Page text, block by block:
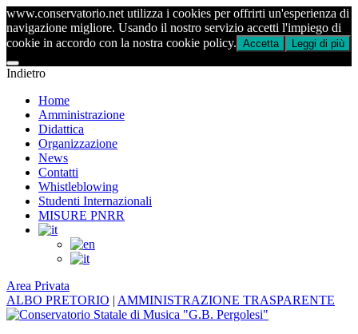
www.conservatorio.net utilizza i cookies per offrirti un'esperienza di
navigazione migliore. Usando il nostro servizio accetti l'impiego di
cookie in accordo con la nostra cookie policy. Accetta Leggi di più
Indietro
Home
Amministrazione
Didattica
Organizzazione
News
Contatti
Whistleblowing
Studenti Internazionali
MISURE PNRR
Area Privata
ALBO PRETORIO | AMMINISTRAZIONE TRASPARENTE